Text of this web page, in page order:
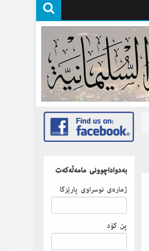
بەدواداچوونى مامەڵەكەت
ژمارەى نوسراوى پارێزگا
پن كۆد